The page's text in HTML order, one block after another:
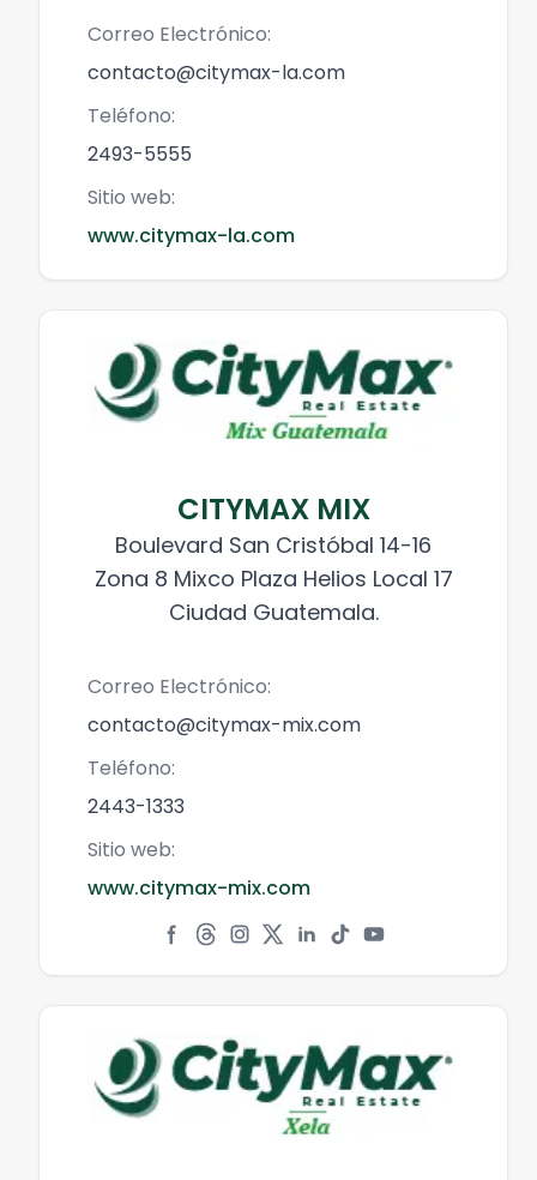
Correo Electrónico:
contacto@citymax-la.com
Teléfono:
2493-5555
Sitio web:
www.citymax-la.com
CITYMAX MIX
Boulevard San Cristóbal 14-16
Zona 8 Mixco Plaza Helios Local 17
Ciudad Guatemala.
Correo Electrónico:
contacto@citymax-mix.com
Teléfono:
2443-1333
Sitio web:
www.citymax-mix.com